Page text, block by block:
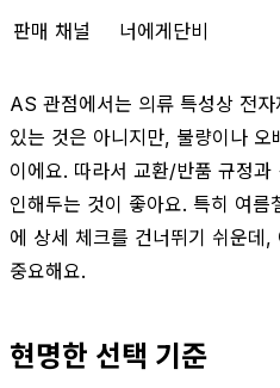
판매 채널 너에게단비
AS 관점에서는 의류 특성상 전
있는 것은 아니지만, 불량이나
이에요. 따라서 교환/반품 규정
인해두는 것이 좋아요. 특히 여
에 상세 체크를 건너뛰기 쉬운데
중요해요.
현명한 선택 기준